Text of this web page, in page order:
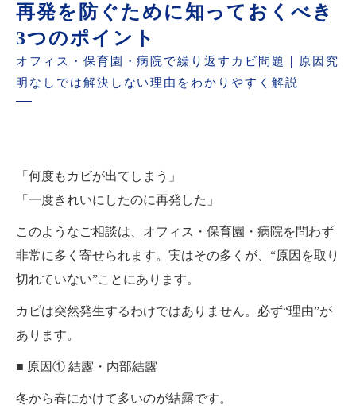
再発を防ぐために知っておくべき
3つのポイント
オフィス・保育園・病院で繰り返すカビ問題｜原因究
明なしでは解決しない理由をわかりやすく解説
「何度もカビが出てしまう」
「一度きれいにしたのに再発した」
このようなご相談は、オフィス・保育園・病院を問わず
非常に多く寄せられます。実はその多くが、“原因を取り
切れていない”ことにあります。
カビは突然発生するわけではありません。必ず“理由”が
あります。
■ 原因① 結露・内部結露
冬から春にかけて多いのが結露です。